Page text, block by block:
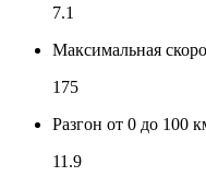
7.1
Максимальная
175
Разгон от 0 до 100
11.9